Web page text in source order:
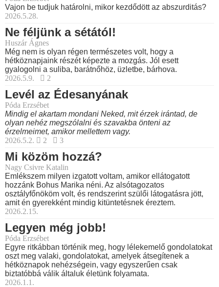
Vajon be tudjuk határolni, mikor kezdődött az abszurditás?
2026.5.28.
Ne féljünk a sétától!
Huszár Ágnes
Még nem is olyan régen természetes volt, hogy a
hétköznapjaink részét képezte a mozgás. Jól esett
gyalogolni a suliba, barátnőhöz, üzletbe, bárhova.
2026.5.9.
2
Levél az Édesanyának
Póda Erzsébet
Mindig el akartam mondani Neked, mit érzek irántad, de
olyan nehéz megszólalni és szavakba önteni az
érzelmeimet, amikor mellettem vagy.
2026.5.2.
2 3
Mi közöm hozzá?
Nagy Csivre Katalin
Emlékszem milyen izgatott voltam, amikor ellátogatott
hozzánk Bohus Marika néni. Az alsótagozatos
osztályfőnököm volt, és rendszerint szülői látogatásra jött,
amit én gyerekként mindig kitüntetésnek éreztem.
2026.2.15.
Legyen még jobb!
Póda Erzsébet
Egyre ritkábban történik meg, hogy lélekemelő gondolatokat
oszt meg valaki, gondolatokat, amelyek átsegítenek a
hétköznapok nehézségein, vagy egyszerűen csak
biztatóbbá válik általuk életünk folyamata.
2026.1.1.